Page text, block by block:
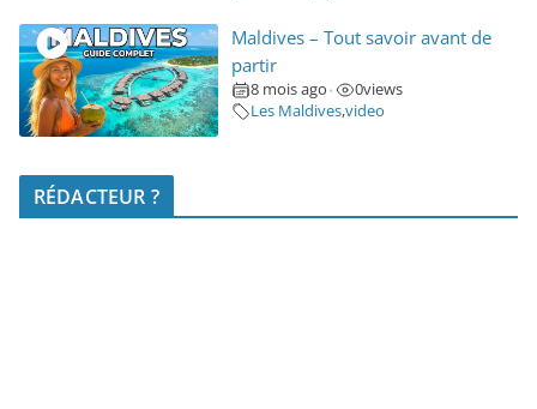
Maldives – Tout savoir avant de
partir
8 mois ago • 0views
Les Maldives,video
RÉDACTEUR ?